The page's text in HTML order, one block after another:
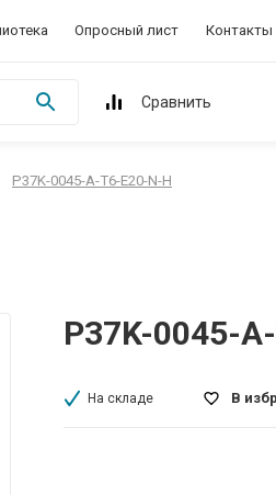
Опросный лист Контакты
Сравнить
P37K-0045-A-T6-E20-N-H
P37K-0045-
На складе В